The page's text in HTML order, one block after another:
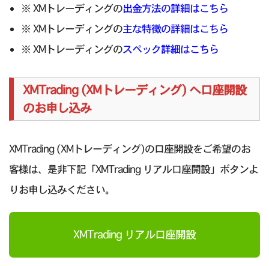
※ XMトレーディングの出金方法の詳細はこちら
※ XMトレーディングの主な特徴の詳細はこちら
※ XMトレーディングのスペック詳細はこちら
XMTrading (XMトレーディング) へ口座開設
のお申し込み
XMTrading (XMトレーディング)の口座開設をご希望のお
客様は、是非下記「XMTrading リアル口座開設」ボタンよ
りお申し込みください。
XMTrading リアル口座開設